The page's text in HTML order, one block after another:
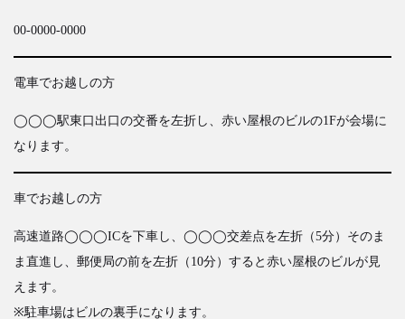
00-0000-0000
電車でお越しの方
◯◯◯駅東口出口の交番を左折し、赤い屋根のビルの1Fが会場に
なります。
車でお越しの方
高速道路◯◯◯ICを下車し、◯◯◯交差点を左折（5分）そのま
ま直進し、郵便局の前を左折（10分）すると赤い屋根のビルが見
えます。
※駐車場はビルの裏手になります。